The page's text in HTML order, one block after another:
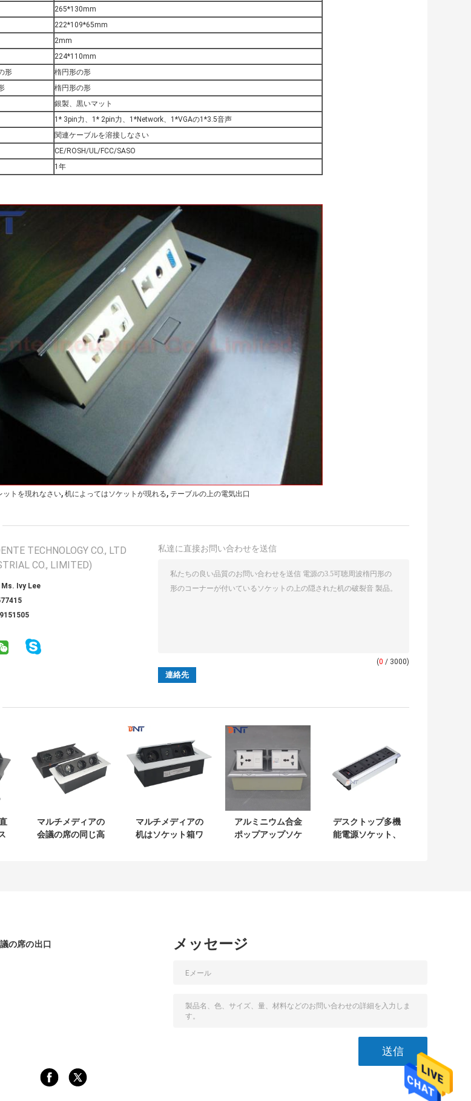
265*130mm
222*109*65mm
2mm
224*110mm
形
楕円形の形
楕円形の形
銀製、黒いマット
1* 3pin力、1* 2pin力、1*Network、1*VGAの1*3.5音声
関連ケーブルを溶接しなさい
CE/ROSH/UL/FCC/SASO
1年
ットを現れなさい, 机によってはソケットが現れる, テーブルの上の電気出口
TECHNOLOGY CO., LTD
CO., LIMITED)
Ms. Ivy Lee
私達に直接お問い合わせを送信
(0 / 3000)
マルチメディアの
会議の席の同じ高
マルチメディアの
机はソケット箱ワ
アルミニウム合金
ポップアップソケ
デスクトップ多機
能電源ソケット、
の席の出口 メッセージ